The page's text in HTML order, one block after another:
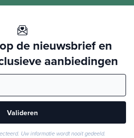
de nieuwsbrief en
aanbiedingen
Valideren
Uw informatie wordt nooit gedeeld.